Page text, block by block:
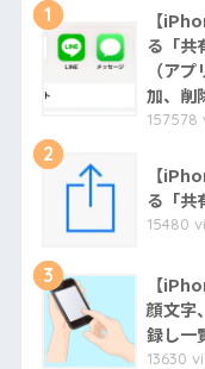
1
【
る「共
（ア
加、削
157578
2
【
る「共
15480
3
【
顔文字
録し一
13630